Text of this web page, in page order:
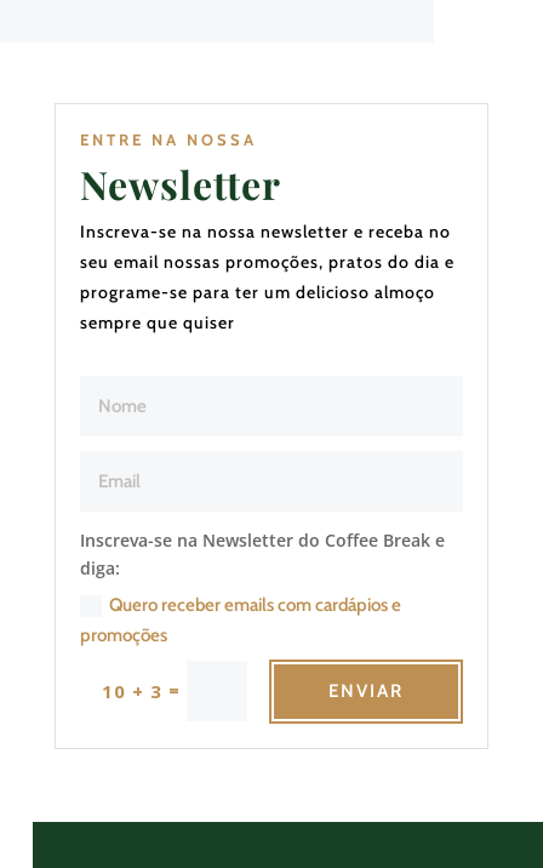
ENTRE NA NOSSA
Newsletter
Inscreva-se na nossa newsletter e receba no
seu email nossas promoções, pratos do dia e
programe-se para ter um delicioso almoço
sempre que quiser
Inscreva-se na Newsletter do Coffee Break e
diga:
Quero receber emails com cardápios e
promoções
10 + 3 = ENVIAR